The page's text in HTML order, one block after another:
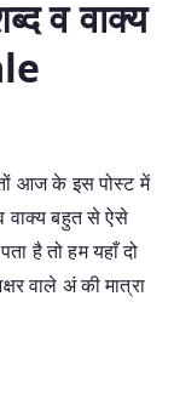
व वाक्य
आज के इस पोस्ट में
वाक्य बहुत से ऐसे
है तो हम यहाँ दो
वाले अं की मात्रा